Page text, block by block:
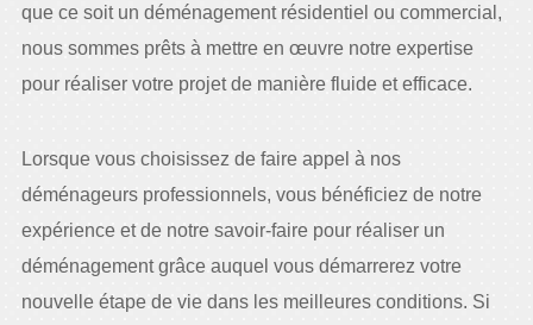
que ce soit un déménagement résidentiel ou commercial,
nous sommes prêts à mettre en œuvre notre expertise
pour réaliser votre projet de manière fluide et efficace.
Lorsque vous choisissez de faire appel à nos
déménageurs professionnels, vous bénéficiez de notre
expérience et de notre savoir-faire pour réaliser un
déménagement grâce auquel vous démarrerez votre
nouvelle étape de vie dans les meilleures conditions. Si